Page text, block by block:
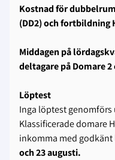
Kostnad för
(DD2) och fortbildning
Middagen på
deltagare på Domare
Löptest
Inga löptest
Klassificerade domare
inkomma med
och 23 augusti.